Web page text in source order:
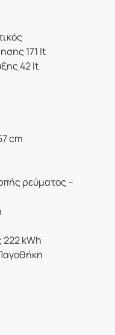
171 lt
42 lt
cm
ρεύματος –
222 kWh